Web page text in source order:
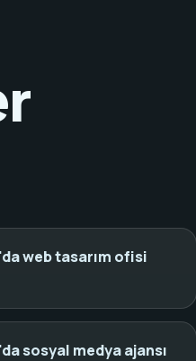
web tasarım ofisi
sosyal medya ajansı